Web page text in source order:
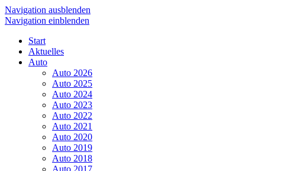
Navigation ausblenden
Navigation einblenden
Start
Aktuelles
Auto
Auto 2026
Auto 2025
Auto 2024
Auto 2023
Auto 2022
Auto 2021
Auto 2020
Auto 2019
Auto 2018
Auto 2017